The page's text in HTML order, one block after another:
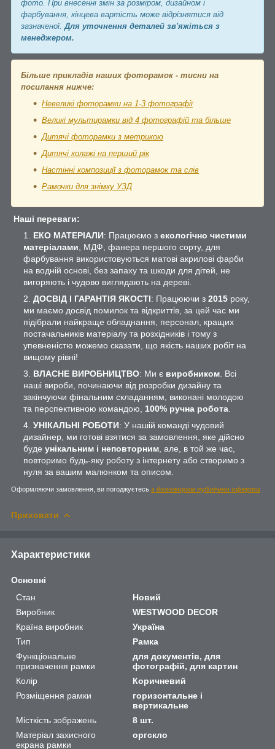
фото. При внесенні змін за розміром, дизайном і
фарбування, кінцева вартість може відрізнятися від
зазначеної. Для уточнення деталей зв'яжіться з
менеджером.
Більше прикладів наших фоторамок - тисни на
посилання нижче:
Невеликі фоторамки на 1-3 фотографії
Великі мультирамки від 4 фотографій та більше
Дитячі фоторамки з метрикою
Дитячі колажі на перший рік
Настінні композиції з фоторамок та слів
Рамочки для знімку УЗД
Наші переваги:
ЕКО МАТЕРІАЛИ: Працюємо з екологічно чистими
матеріалами , МДФ, фанера першого сорту, для
фарбування використовуються матові акрилові фарби
на водній основі, без запаху та шкоди для дітей, не
вигоряють і чудово виглядають на дереві.
ДОСВІД І ГАРАНТІЯ ЯКОСТІ: Працюючи з 2015 року,
ми маємо досвід помилок та відкриттів, за цей час ми
підібрали найкраще обладнання, персонал, кращих
постачальників матеріалу та розхідників і тому з
упевненістю можемо сказати, що якість наших робіт на
вищому рівні!
ВЛАСНЕ ВИРОБНИЦТВО: Ми є виробником . Всі
наші вироби, починаючи від розробки дизайну та
закінчуючи фінальним складанням, виконані молодою
та перспективною командою, 100% ручна робота
УНІКАЛЬНІ РОБОТИ: У нашій команді чудовий
дизайнер, ми готові взятися за замовлення, яке дійсно
буде унікальним і неповторним , але, в той же час,
повторимо будь-яку роботу з інтернету або створимо з
нуля за вашим малюнком та описом.
Оформляючи замовлення, ви погоджуєтесь з договором публічної оферти
Приховати
Характеристики
Основні
Стан
Новий
Виробник
WESTWOOD DECOR
Країна виробник
Україна
Тип
Рамка
Функціональне
призначення рамки
для документів, для
фотографій, для картин
Колір
Коричневий
Розміщення рамки
горизонтальне і
вертикальне
Місткість зображень
8 шт.
Матеріал захисного
екрана рамки
оргскло